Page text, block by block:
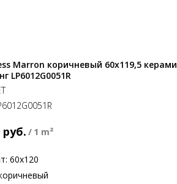
Marron коричневый 60x119,5
LP6012G0051R
руб. / 1 m²
60х120